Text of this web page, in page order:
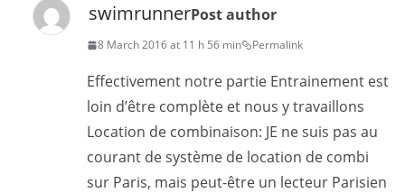
swimrunnerPost author
8 March 2016 at 11 h 56 min Permalink
Effectivement notre partie Entrainement est
loin d’être complète et nous y travaillons
Location de combinaison: JE ne suis pas au
courant de système de location de combi
sur Paris, mais peut-être un lecteur Parisien